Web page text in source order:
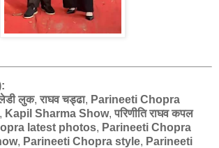
लुक,राघव चड्ढा, Parineeti Chopra
, Kapil Sharma Show,परिणीति राघव कपल
latest photos, Parineeti Chopra
, Parineeti Chopra style, Parineeti